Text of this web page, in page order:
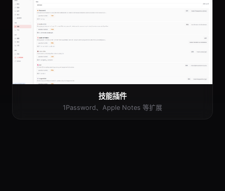
技能插件
1Password、Apple Notes 等扩展